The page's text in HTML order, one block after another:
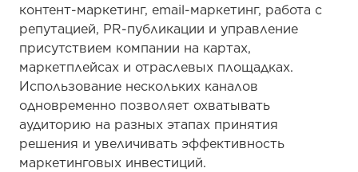
контент-маркетинг, email-маркетинг, работа с
репутацией, PR-публикации и управление
присутствием компании на картах,
маркетплейсах и отраслевых площадках.
Использование нескольких каналов
одновременно позволяет охватывать
аудиторию на разных этапах принятия
решения и увеличивать эффективность
маркетинговых инвестиций.